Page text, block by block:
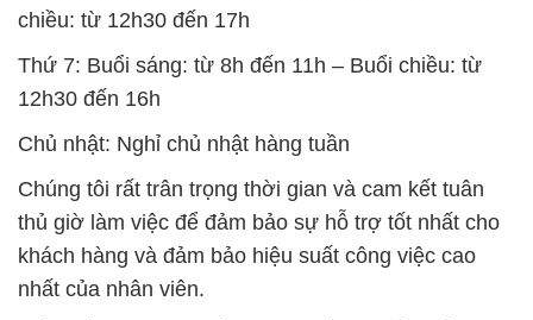
chiều: từ 12h30 đến 17h
Thứ 7: Buổi sáng: từ 8h đến 11h – Buổi chiều: từ
12h30 đến 16h
Chủ nhật: Nghỉ chủ nhật hàng tuần
Chúng tôi rất trân trọng thời gian và cam kết tuân
thủ giờ làm việc để đảm bảo sự hỗ trợ tốt nhất cho
khách hàng và đảm bảo hiệu suất công việc cao
nhất của nhân viên.